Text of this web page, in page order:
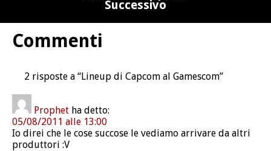
Successivo
Commenti
2 risposte a “Lineup di Capcom al Gamescom”
Prophet ha detto:
05/08/2011 alle 13:00
Io direi che le cose succose le vediamo arrivare da altri
produttori :V